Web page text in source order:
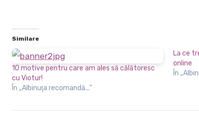
Similare
10 motive pentru care am ales să călătoresc
cu Viotur!
În „Albinuţa recomandă...”
La ce
online
În